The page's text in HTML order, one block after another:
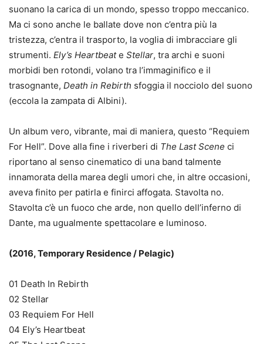
suonano la carica di un mondo, spesso troppo meccanico.
Ma ci sono anche le ballate dove non c’entra più la
tristezza, c’entra il trasporto, la voglia di imbracciare gli
strumenti. Ely’s Heartbeate Stellar, tra archi e suoni
morbidi ben rotondi, volano tra l’immaginifico e il
trasognante, Death in Rebirth sfoggia il nocciolo del suono
(eccola la zampata di Albini).
Un album vero, vibrante, mai di maniera, questo “Requiem
For Hell”. Dove alla fine i riverberi di The Last Scene ci
riportano al senso cinematico di una band talmente
innamorata della marea degli umori che, in altre occasioni,
aveva finito per patirla e finirci affogata. Stavolta no.
Stavolta c’è un fuoco che arde, non quello dell’inferno di
Dante, ma ugualmente spettacolare e luminoso.
(2016, Temporary Residence / Pelagic)
01 Death In Rebirth
02 Stellar
03 Requiem For Hell
04 Ely’s Heartbeat